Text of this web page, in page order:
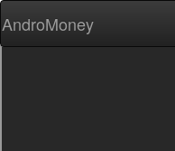
AndroMoney